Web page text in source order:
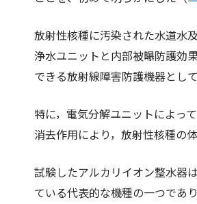
放射性核種に汚染された水道水
浄水ユニットと内部被曝防護効
できる放射線障害防護機器とし
特に，電気分解ユニットによっ
消去作用により，放射性核種の
試験したアルカリイオン整水器
ている代表的な機種の一つであ